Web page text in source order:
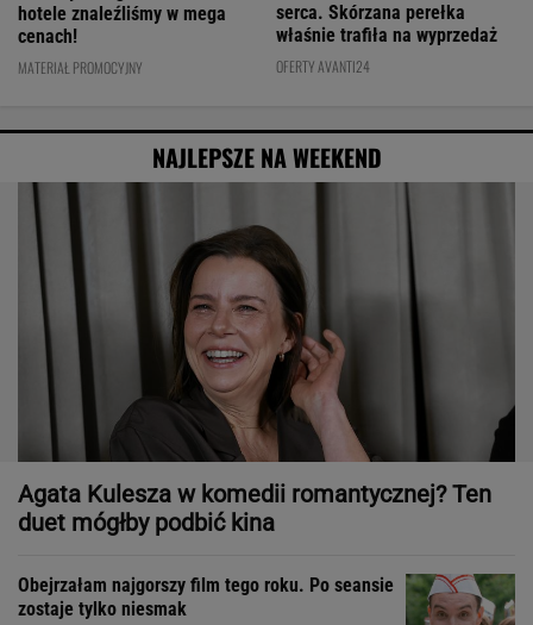
hotele znaleźliśmy w mega
cenach!
MATERIAŁ PROMOCYJNY
serca. Skórzana perełka
właśnie trafiła na wyprzedaż
OFERTY AVANTI24
NAJLEPSZE NA WEEKEND
Agata Kulesza w komedii romantycznej? Ten
duet mógłby podbić kina
Obejrzałam najgorszy film tego roku. Po seansie
zostaje tylko niesmak